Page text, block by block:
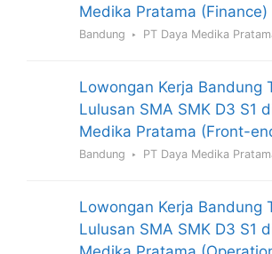
Medika Pratama (Finance)
Bandung PT Daya Medika
Lowongan Kerja Bandung
Lulusan SMA SMK D3 S1
Medika Pratama (Front-
Bandung PT Daya Medika
Lowongan Kerja Bandung
Lulusan SMA SMK D3 S1